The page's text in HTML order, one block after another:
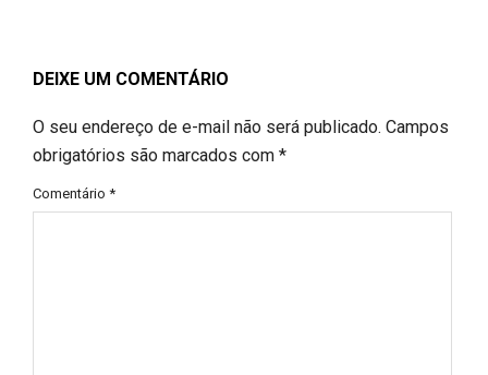
DEIXE UM COMENTÁRIO
O seu endereço de e-mail não será publicado. Campos
obrigatórios são marcados com *
Comentário *